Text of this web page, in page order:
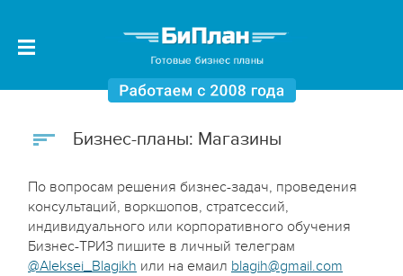
Бизнес-планы: Магазины
По вопросам решения бизнес-задач, проведения
консультаций, воркшопов, стратсессий,
индивидуального или корпоративного обучения
Бизнес-ТРИЗ пишите в личный телеграм
@Aleksei_Blagikh или на емаил blagih@gmail.com